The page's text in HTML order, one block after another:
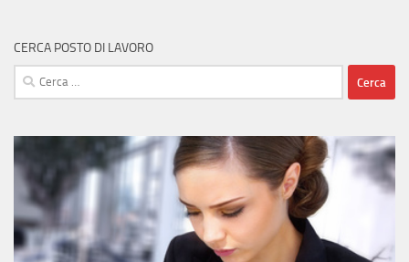
CERCA POSTO DI LAVORO
Ricerca
per: